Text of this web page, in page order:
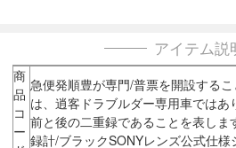
アイテム説
商
品
コ
ー
急便発順豊が専門/普票を開設する
は、逍客ドラブルダー専用車では
前と後の二重録であることを表し
録計/ブラックSONYレンズ公式仕様